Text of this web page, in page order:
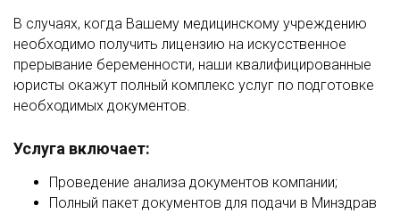
В случаях, когда Вашему медицинскому учреждению
необходимо получить лицензию на искусственное
прерывание беременности, наши квалифицированные
юристы окажут полный комплекс услуг по подготовке
необходимых документов.
Услуга включает:
Проведение анализа документов компании;
Полный пакет документов для подачи в Минздрав